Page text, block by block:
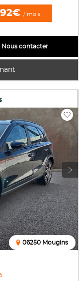
/ mois
Nous contacter
06250 Mougins